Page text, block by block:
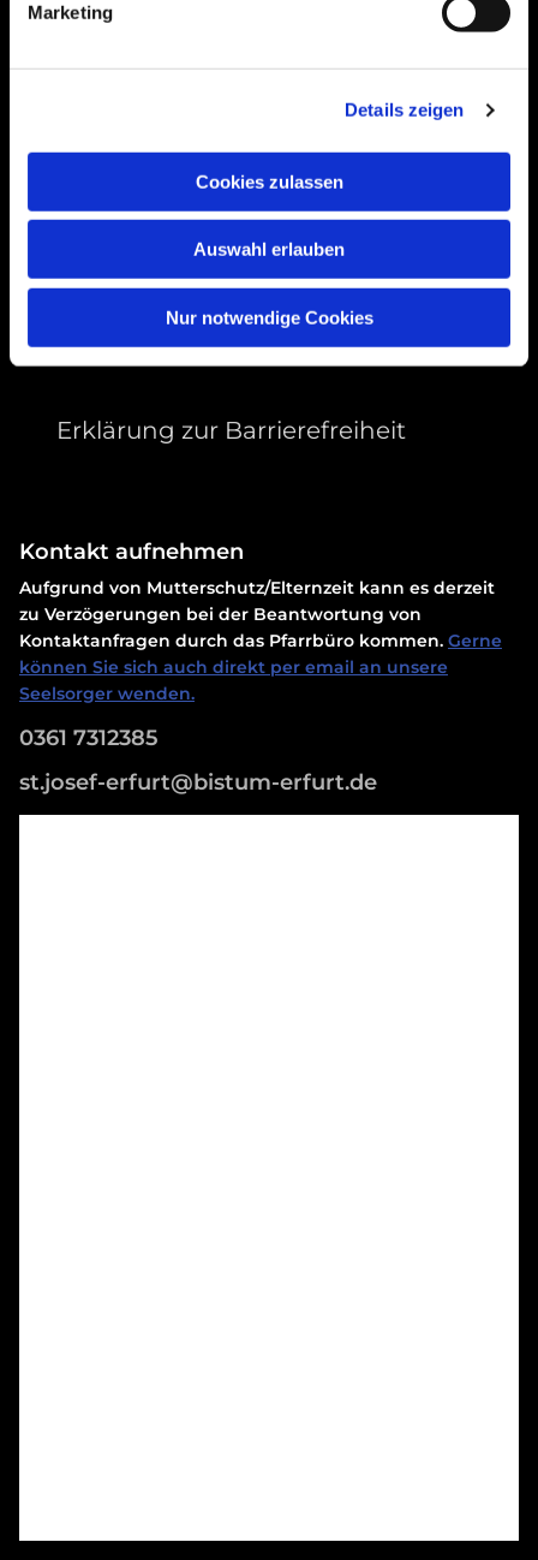
Marketing
Details zeigen
Cookies zulassen
Auswahl erlauben
Nur notwendige Cookies
Bitte akzeptieren Sie Marketing-Cookies,
Accept cookies
Erklärung zur Barrierefreiheit
Kontakt aufnehmen
Aufgrund von Mutterschutz/Elternzeit kann es derzeit
zu Verzögerungen bei der Beantwortung von
Kontaktanfragen durch das Pfarrbüro kommen. Gerne
können Sie sich auch direkt per email an unsere
Seelsorger wenden.
0361 7312385
st.josef-erfurt@bistum-erfurt.de